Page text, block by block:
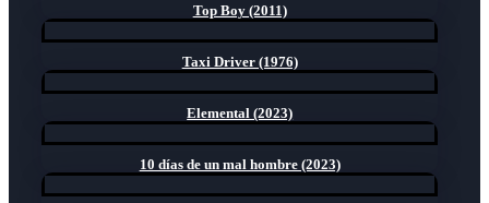
Top Boy (2011)
Taxi Driver (1976)
Elemental (2023)
10 días de un mal hombre (2023)